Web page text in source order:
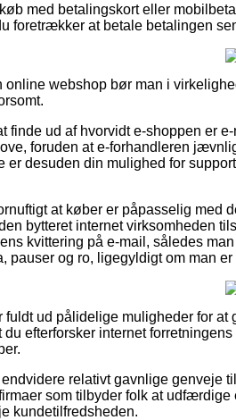
med betalingskort eller
foretrækker at betale betalingen
online webshop bør man i
finde ud af hvorvidt e-shoppen er
foruden at e-forhandleren
er desuden din mulighed for
at køber er påpasselig med
bytteret internet virksomheden
kvittering på e-mail, således
pauser og ro, ligegyldigt om man
ud pålidelige muligheder for
du efterforsker internet
relativt gavnlige genveje
som tilbyder folk at
kundetilfredsheden.